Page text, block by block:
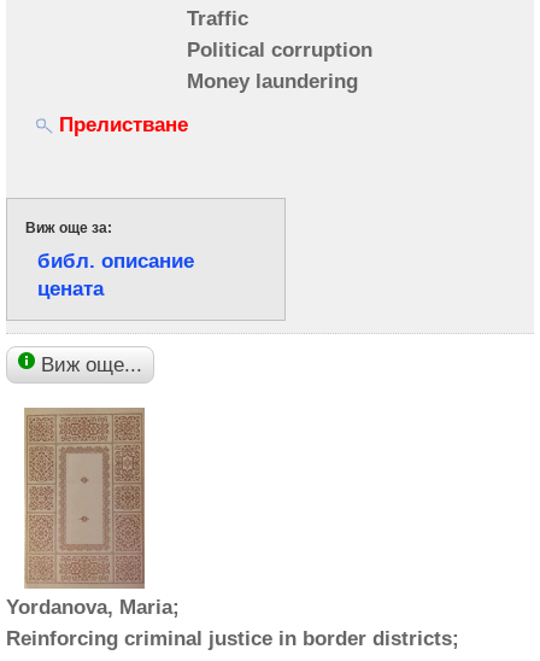
Traffic
Political corruption
Money laundering
Прелистване
Виж още за:
библ. описание
цената
Виж още...
Yordanova, Maria;
Reinforcing criminal justice in border districts;